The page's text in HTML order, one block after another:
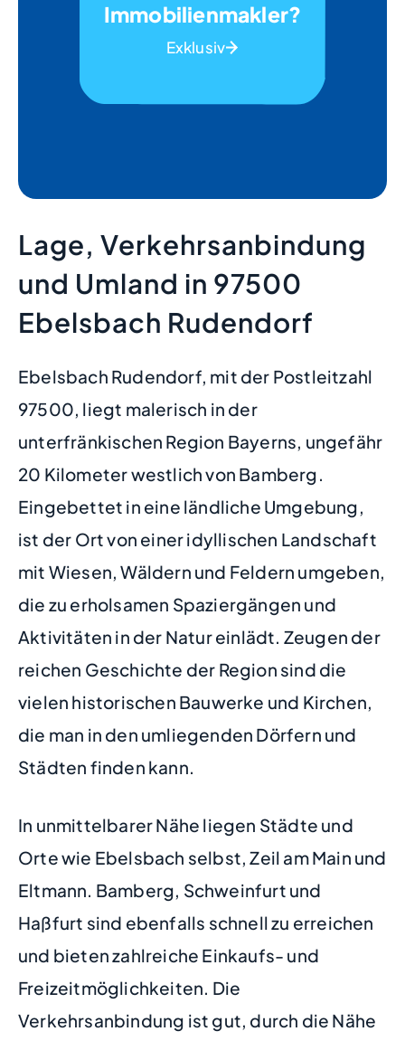
Immobilienmakler?
Exklusiv
Lage, Verkehrsanbindung
und Umland in 97500
Ebelsbach Rudendorf
Ebelsbach Rudendorf, mit der Postleitzahl
97500, liegt malerisch in der
unterfränkischen Region Bayerns, ungefähr
20 Kilometer westlich von Bamberg.
Eingebettet in eine ländliche Umgebung,
ist der Ort von einer idyllischen Landschaft
mit Wiesen, Wäldern und Feldern umgeben,
die zu erholsamen Spaziergängen und
Aktivitäten in der Natur einlädt. Zeugen der
reichen Geschichte der Region sind die
vielen historischen Bauwerke und Kirchen,
die man in den umliegenden Dörfern und
Städten finden kann.
In unmittelbarer Nähe liegen Städte und
Orte wie Ebelsbach selbst, Zeil am Main und
Eltmann. Bamberg, Schweinfurt und
Haßfurt sind ebenfalls schnell zu erreichen
und bieten zahlreiche Einkaufs- und
Freizeitmöglichkeiten. Die
Verkehrsanbindung ist gut, durch die Nähe